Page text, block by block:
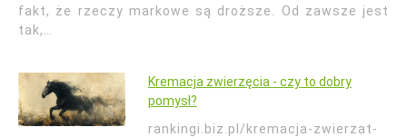
fakt, że rzeczy markowe są droższe. Od zawsze jest
tak,…
Kremacja zwierzęcia - czy to dobry
pomysł?
rankingi.biz.pl/kremacja-zwierzat-